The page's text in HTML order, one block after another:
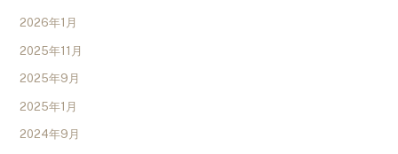
2026年1月
2025年11月
2025年9月
2025年1月
2024年9月